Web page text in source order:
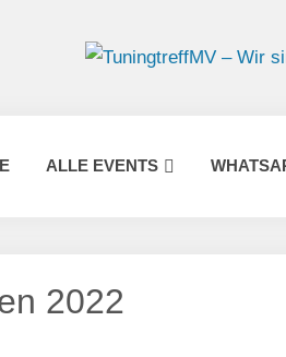
ALLE EVENTS
2022